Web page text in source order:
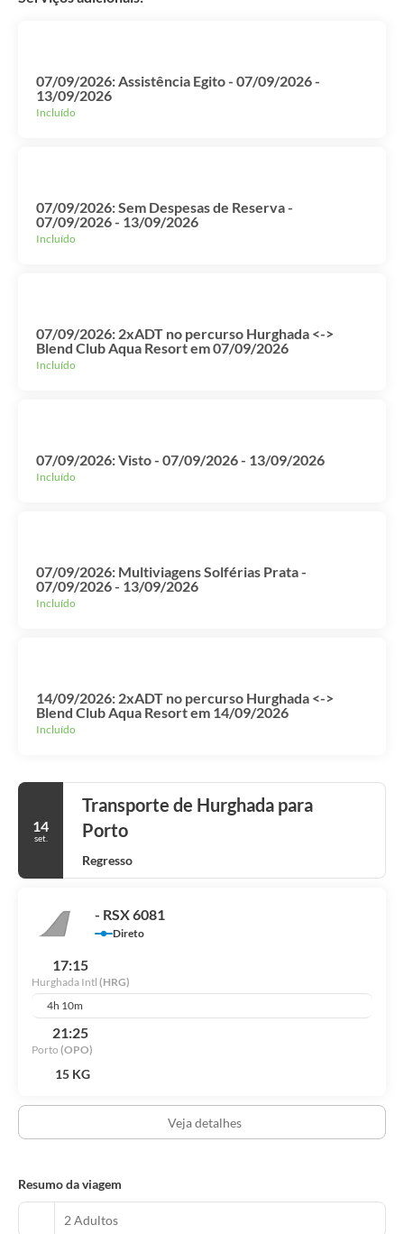
07/09/2026: Assistência Egito - 07/09/2026 -
13/09/2026
Incluído
07/09/2026: Sem Despesas de Reserva -
07/09/2026 - 13/09/2026
Incluído
07/09/2026: 2xADT no percurso Hurghada <->
Blend Club Aqua Resort em 07/09/2026
Incluído
07/09/2026: Visto - 07/09/2026 - 13/09/2026
Incluído
07/09/2026: Multiviagens Solférias Prata -
07/09/2026 - 13/09/2026
Incluído
14/09/2026: 2xADT no percurso Hurghada <->
Blend Club Aqua Resort em 14/09/2026
Incluído
14
set.
Transporte de Hurghada para
Porto
Regresso
- RSX 6081
Direto
17:15
Hurghada Intl (HRG)
4h 10m
21:25
Porto (OPO)
15 KG
Veja detalhes
Resumo da viagem
2 Adultos